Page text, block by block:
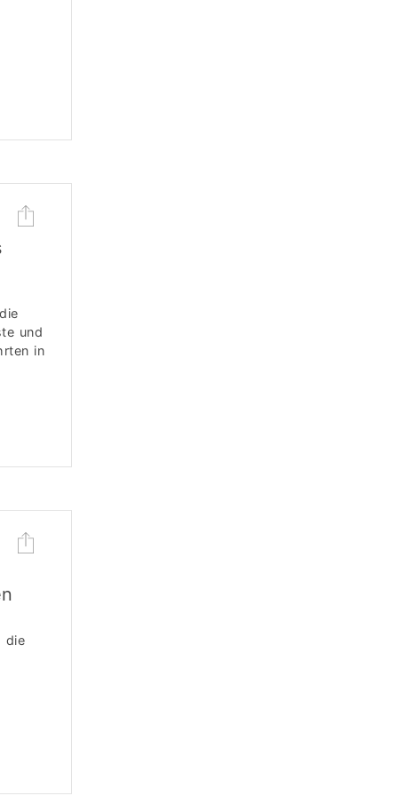
und
in
die